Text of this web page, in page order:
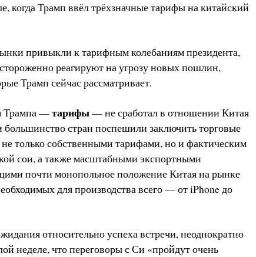
когда Трамп ввёл трёхзначные тарифы на китайский
привыкли к тарифным колебаниям президента,
реагируют на угрозу новых пошлин,
Трамп сейчас рассматривает.
Трампа —тарифы— не сработал в отношении Китая
большинство стран поспешили заключить торговые
только собственными тарифами, но и фактическим
сои, а также масштабными экспортными
почти монопольное положение Китая на рынке
для производства всего — от iPhone до
относительно успеха встречи, неоднократно
неделе, что переговоры с Си «пройдут очень